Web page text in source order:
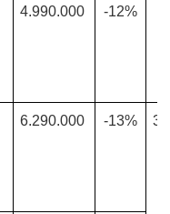
4.990.000 -12%
6.290.000 -13%